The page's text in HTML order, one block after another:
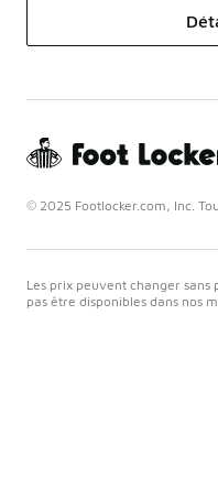
© 2025 Footlocker.com, Inc.
Les prix peuvent changer
pas être disponibles dans nos